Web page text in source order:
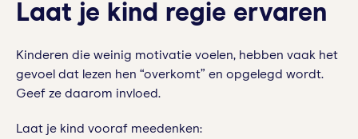
Laat je kind regie ervaren
Kinderen die weinig motivatie voelen, hebben vaak het
gevoel dat lezen hen “overkomt” en opgelegd wordt.
Geef ze daarom invloed.
Laat je kind vooraf meedenken: